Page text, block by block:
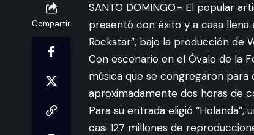
Compartir
SANTO DOMINGO.- El popular
presentó con éxito y a casa llena
Rockstar”, bajo la producción de
Con escenario en el Óvalo de la
música que se congregaron
aproximadamente dos horas de
Para su entrada eligió
casi 127 millones de